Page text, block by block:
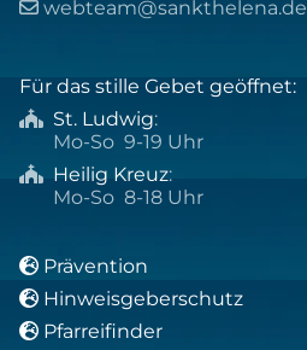
 webteam@sankthelena.de
Für das stille Gebet geöffnet:
 St. Ludwig:
Mo-So 9-19 Uhr
 Heilig Kreuz:
Mo-So 8-18 Uhr
 Prävention
 Hinweisgeberschutz
 Pfarreifinder